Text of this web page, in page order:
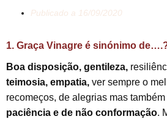
Publicado a 16/09/2020
1. Graça Vinagre é sinónimo
Boa disposição, gentileza,
teimosia, empatia, ver sempre o
recomeços, de alegrias mas
paciência e de não conformação.